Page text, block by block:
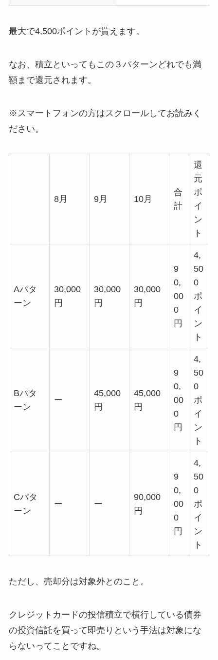
最大で4,500ポイントが貰えます。
なお、積立といってもこの３パターンどれでも満
額まで還元されます。
※スマートフォンの方はスクロールしてお読みく
ださい。
8月 9月 10月
合
計
還
元
ポ
イ
ン
ト
Aパタ
ーン
30,000
円
30,000
円
30,000
円
9
0,
00
0
円
4,
50
0
ポ
イ
ン
ト
Bパタ
ーン
ー
45,000
円
45,000
円
9
0,
00
0
円
4,
50
0
ポ
イ
ン
ト
Cパタ
ーン
ー ー
90,000
円
9
0,
00
0
円
4,
50
0
ポ
イ
ン
ト
ただし、売却分は対象外とのこと。
クレジットカードの投信積立で横行している債券
の投資信託を買って即売りという手法は対象にな
らないってことですね。